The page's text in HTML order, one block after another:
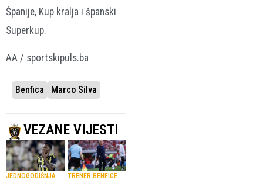
Španije, Kup kralja i španski
Superkup.
AA / sportskipuls.ba
Benfica Marco Silva
VEZANE VIJESTI
JEDNOGODIŠNJA
TRENER BENFICE